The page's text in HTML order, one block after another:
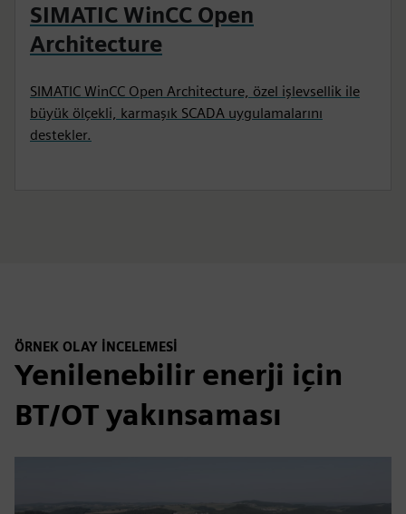
SIMATIC WinCC Open
Architecture
SIMATIC WinCC Open Architecture, özel işlevsellik ile
büyük ölçekli, karmaşık SCADA uygulamalarını
destekler.
ÖRNEK OLAY INCELEMESI
Yenilenebilir enerji için
BT/OT yakınsaması